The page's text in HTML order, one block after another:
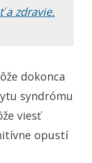
a zdravie.
dokonca
syndrómu
viesť
opustí